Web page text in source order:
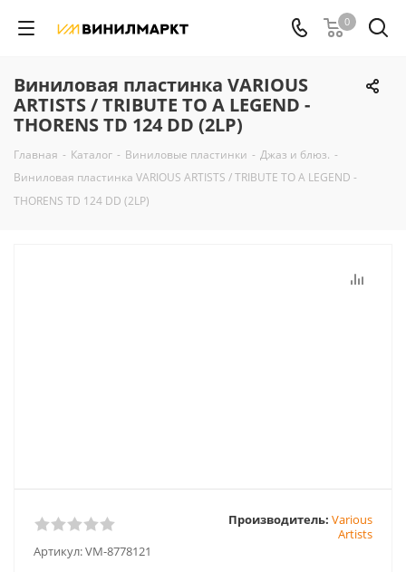
0
Виниловая пластинка VARIOUS
ARTISTS / TRIBUTE TO A LEGEND -
THORENS TD 124 DD (2LP)
Главная - Каталог - Виниловые пластинки - Джаз и блюз. -
Виниловая пластинка VARIOUS ARTISTS / TRIBUTE TO A LEGEND -
THORENS TD 124 DD (2LP)
Артикул:VM-8778121
Производитель: Various
Artists